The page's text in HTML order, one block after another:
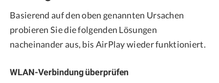
Basierend auf den oben genannten Ursachen
probieren Sie die folgenden Lösungen
nacheinander aus, bis AirPlay wieder funktioniert.
WLAN-Verbindung überprüfen